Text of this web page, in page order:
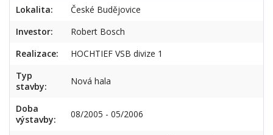
Lokalita:
České Budějovice
Investor:
Robert Bosch
Realizace:
HOCHTIEF VSB divize 1
Typ
stavby:
Nová hala
Doba
výstavby:
08/2005 - 05/2006